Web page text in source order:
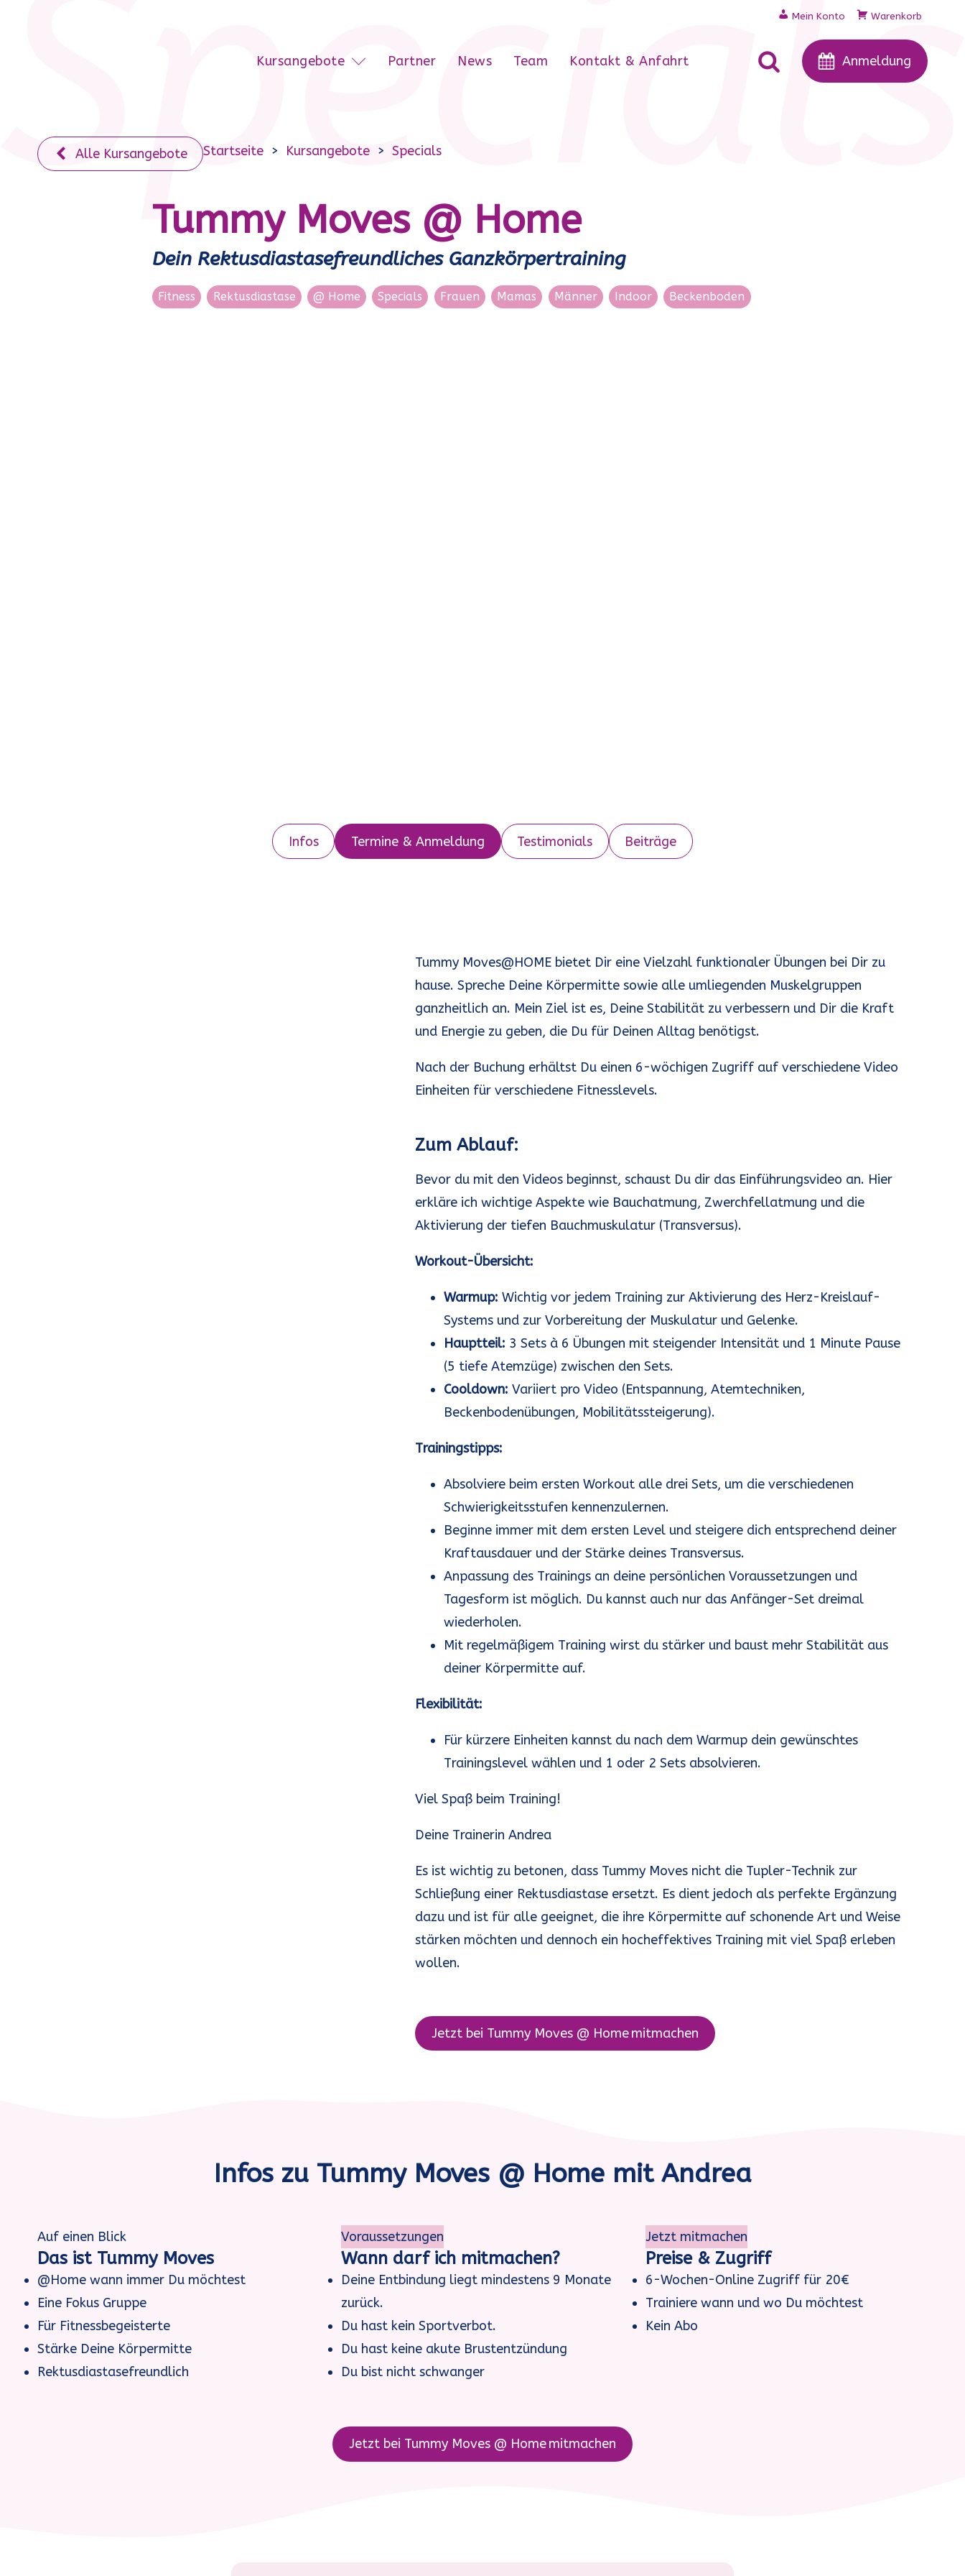
Mein Konto Warenkorb
Kursangebote Partner News Team Kontakt & Anfahrt Anmeldung
Alle Kursangebote Startseite Kursangebote Specials
Tummy Moves @ Home
Dein Rektusdiastasefreundliches Ganzkörpertraining
Fitness Rektusdiastase @ Home Specials Frauen Mamas Männer Indoor Beckenboden
Infos Termine & Anmeldung Testimonials Beiträge
Tummy Moves@HOME bietet Dir eine Vielzahl funktionaler Übungen bei Dir zu
hause. Spreche Deine Körpermitte sowie alle umliegenden Muskelgruppen
ganzheitlich an. Mein Ziel ist es, Deine Stabilität zu verbessern und Dir die Kraft
und Energie zu geben, die Du für Deinen Alltag benötigst.
Nach der Buchung erhältst Du einen 6-wöchigen Zugriff auf verschiedene Video
Einheiten für verschiedene Fitnesslevels.
Zum Ablauf:
Bevor du mit den Videos beginnst, schaust Du dir das Einführungsvideo an. Hier
erkläre ich wichtige Aspekte wie Bauchatmung, Zwerchfellatmung und die
Aktivierung der tiefen Bauchmuskulatur (Transversus).
Workout-Übersicht:
Warmup: Wichtig vor jedem Training zur Aktivierung des Herz-Kreislauf-
Systems und zur Vorbereitung der Muskulatur und Gelenke.
Hauptteil: 3 Sets à 6 Übungen mit steigender Intensität und 1 Minute Pause
(5 tiefe Atemzüge) zwischen den Sets.
Cooldown: Variiert pro Video (Entspannung, Atemtechniken,
Beckenbodenübungen, Mobilitätssteigerung).
Trainingstipps:
Absolviere beim ersten Workout alle drei Sets, um die verschiedenen
Schwierigkeitsstufen kennenzulernen.
Beginne immer mit dem ersten Level und steigere dich entsprechend deiner
Kraftausdauer und der Stärke deines Transversus.
Anpassung des Trainings an deine persönlichen Voraussetzungen und
Tagesform ist möglich. Du kannst auch nur das Anfänger-Set dreimal
wiederholen.
Mit regelmäßigem Training wirst du stärker und baust mehr Stabilität aus
deiner Körpermitte auf.
Flexibilität:
Für kürzere Einheiten kannst du nach dem Warmup dein gewünschtes
Trainingslevel wählen und 1 oder 2 Sets absolvieren.
Viel Spaß beim Training!
Deine Trainerin Andrea
Es ist wichtig zu betonen, dass Tummy Moves nicht die Tupler-Technik zur
Schließung einer Rektusdiastase ersetzt. Es dient jedoch als perfekte Ergänzung
dazu und ist für alle geeignet, die ihre Körpermitte auf schonende Art und Weise
stärken möchten und dennoch ein hocheffektives Training mit viel Spaß erleben
wollen.
Jetzt bei Tummy Moves @ Home mitmachen
Infos zu Tummy Moves @ Homemit Andrea
Auf einen Blick
Das ist Tummy Moves
@Home wann immer Du möchtest
Eine Fokus Gruppe
Für Fitnessbegeisterte
Stärke Deine Körpermitte
Rektusdiastasefreundlich
Voraussetzungen
Wann darf ich mitmachen?
Deine Entbindung liegt mindestens 9 Monate
zurück.
Du hast kein Sportverbot.
Du hast keine akute Brustentzündung
Du bist nicht schwanger
Jetzt mitmachen
Preise & Zugriff
6-Wochen-Online Zugriff für 20€
Trainiere wann und wo Du möchtest
Kein Abo
Jetzt bei Tummy Moves @ Homemitmachen